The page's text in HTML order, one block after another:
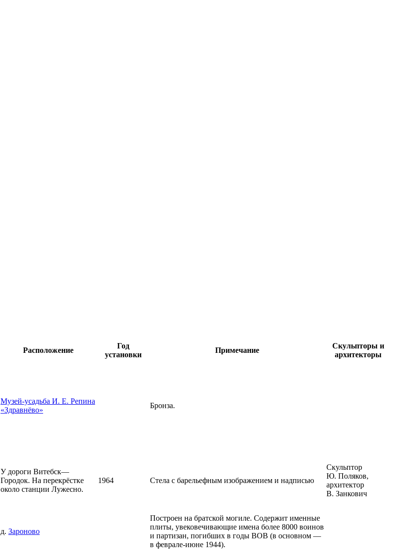
Расположение
Год
установки
Примечание
Скульпторы и
архитекторы
Музей-усадьба И. Е. Репина
«Здравнёво»
Бронза.
У дороги Витебск—
Городок. На перекрёстке
около станции Лужесно.
1964 Стела с барельефным изображением и надписью
Скульптор
Ю. Поляков,
архитектор
В. Занкович
д. Зароново
Построен на братской могиле. Содержит именные
плиты, увековечивающие имена более 8000 воинов
и партизан, погибших в годы ВОВ (в основном —
в феврале-июне 1944).